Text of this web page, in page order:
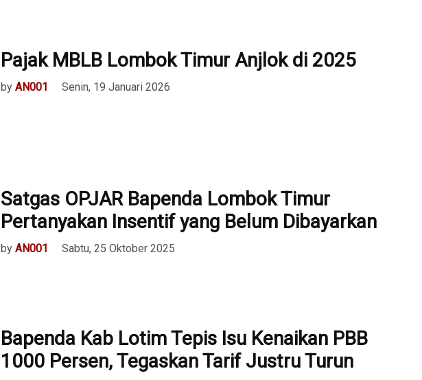
Pajak MBLB Lombok Timur Anjlok di 2025
by AN001 Senin, 19 Januari 2026
Satgas OPJAR Bapenda Lombok Timur
Pertanyakan Insentif yang Belum Dibayarkan
by AN001 Sabtu, 25 Oktober 2025
Bapenda Kab Lotim Tepis Isu Kenaikan PBB
1000 Persen, Tegaskan Tarif Justru Turun